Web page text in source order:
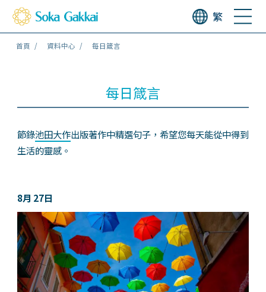
繁
首頁 資料中心 每日箴言
每日箴言
節錄池田大作出版著作中精選句子，希望您每天能從中得到
生活的靈感。
8月 27日